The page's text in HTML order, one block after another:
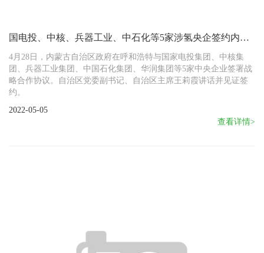
国电投、中核、兵器工业、中石化等5家涉氢央企签约内蒙
4月28日，内蒙古自治区政府在呼和浩特与国家电投集团、中核集
团、兵器工业集团、中国石化集团、华润集团等5家中央企业签署战
略合作协议。自治区党委副书记、自治区主席王莉霞讲话并见证签
约。
2022-05-05
查看详情>